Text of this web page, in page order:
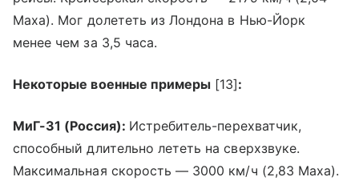
Маха). Мог долететь из Лондона в Нью-Йорк
менее чем за 3,5 часа.
Некоторые военные примеры [13]:
МиГ-31 (Россия): Истребитель-перехватчик,
способный длительно лететь на сверхзвуке.
Максимальная скорость — 3000 км/ч (2,83 Маха).